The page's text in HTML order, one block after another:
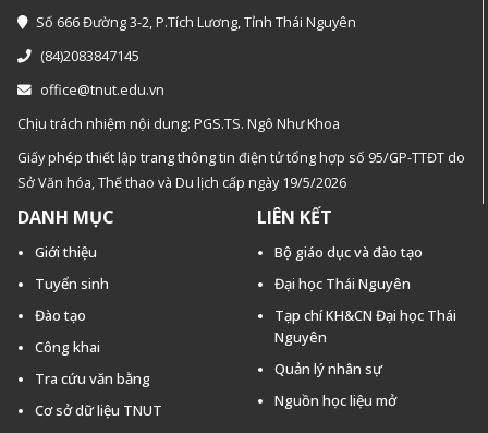
Số 666 Đường 3-2, P.Tích Lương, Tỉnh Thái Nguyên
(84)2083847145
office@tnut.edu.vn
Chịu trách nhiệm nội dung: PGS.TS. Ngô Như Khoa
Giấy phép thiết lập trang thông tin điện tử tổng hợp số 95/GP-TTĐT do
Sở Văn hóa, Thế thao và Du lịch cấp ngày 19/5/2026
DANH MỤC
Giới thiệu
Tuyển sinh
Đào tạo
Công khai
Tra cứu văn bằng
Cơ sở dữ liệu TNUT
LIÊN KẾT
Bộ giáo dục và đào tạo
Đại học Thái Nguyên
Tạp chí KH&CN Đại học Thái
Nguyên
Quản lý nhân sự
Nguồn học liệu mở